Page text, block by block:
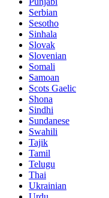
Serbian
Sesotho
Sinhala
Slovak
Slovenian
Somali
Samoan
Scots Gaelic
Shona
Sindhi
Sundanese
Swahili
Tajik
Tamil
Telugu
Thai
Ukrainian